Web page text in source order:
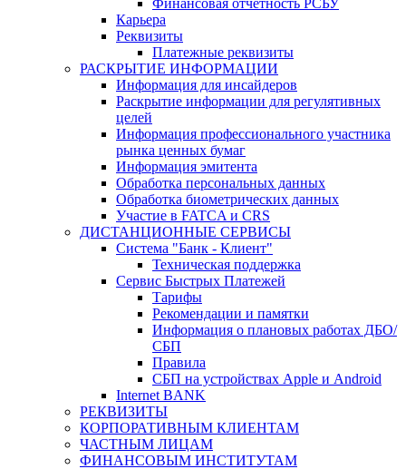
Финансовая отчетность РСБУ
Карьера
Реквизиты
Платежные реквизиты
РАСКРЫТИЕ ИНФОРМАЦИИ
Информация для инсайдеров
Раскрытие информации для регулятивных
целей
Информация профессионального участника
рынка ценных бумаг
Информация эмитента
Обработка персональных данных
Обработка биометрических данных
Участие в FATCA и CRS
ДИСТАНЦИОННЫЕ СЕРВИСЫ
Система "Банк - Клиент"
Техническая поддержка
Сервис Быстрых Платежей
Тарифы
Рекомендации и памятки
Информация о плановых работах ДБО/
СБП
Правила
СБП на устройствах Apple и Android
Internet BANK
РЕКВИЗИТЫ
КОРПОРАТИВНЫМ КЛИЕНТАМ
ЧАСТНЫМ ЛИЦАМ
ФИНАНСОВЫМ ИНСТИТУТАМ